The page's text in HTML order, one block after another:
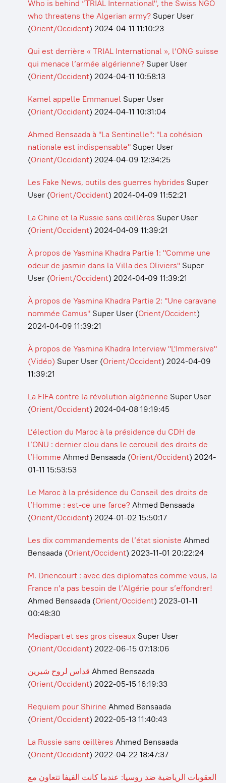
Who is behind “TRIAL International", the Swiss NGO
who threatens the Algerian army? Super User
(Orient/Occident) 2024-04-11 11:10:23
Qui est derrière « TRIAL International », l’ONG suisse
qui menace l’armée algérienne? Super User
(Orient/Occident) 2024-04-11 10:58:13
Kamel appelle Emmanuel Super User
(Orient/Occident) 2024-04-11 10:31:04
Ahmed Bensaada à "La Sentinelle": "La cohésion
nationale est indispensable" Super User
(Orient/Occident) 2024-04-09 12:34:25
Les Fake News, outils des guerres hybrides Super
User (Orient/Occident) 2024-04-09 11:52:21
La Chine et la Russie sans œillères Super User
(Orient/Occident) 2024-04-09 11:39:21
À propos de Yasmina Khadra Partie 1: "Comme une
odeur de jasmin dans la Villa des Oliviers" Super
User (Orient/Occident) 2024-04-09 11:39:21
À propos de Yasmina Khadra Partie 2: "Une caravane
nommée Camus" Super User (Orient/Occident)
2024-04-09 11:39:21
À propos de Yasmina Khadra Interview "L'Immersive"
(Vidéo) Super User (Orient/Occident) 2024-04-09
11:39:21
La FIFA contre la révolution algérienne Super User
(Orient/Occident) 2024-04-08 19:19:45
L’élection du Maroc à la présidence du CDH de
l’ONU : dernier clou dans le cercueil des droits de
l’Homme Ahmed Bensaada (Orient/Occident) 2024-
01-11 15:53:53
Le Maroc à la présidence du Conseil des droits de
l’Homme : est-ce une farce?Ahmed Bensaada
(Orient/Occident) 2024-01-02 15:50:17
Les dix commandements de l’état sioniste Ahmed
Bensaada (Orient/Occident) 2023-11-01 20:22:24
M. Driencourt : avec des diplomates comme vous, la
France n’a pas besoin de l’Algérie pour s’effondrer!
Ahmed Bensaada (Orient/Occident) 2023-01-11
00:48:30
Mediapart et ses gros ciseaux Super User
(Orient/Occident) 2022-06-15 07:13:06
قداس لروح شيرين Ahmed Bensaada
(Orient/Occident) 2022-05-15 16:19:33
Requiem pour Shirine Ahmed Bensaada
(Orient/Occident) 2022-05-13 11:40:43
La Russie sans œillères Ahmed Bensaada
(Orient/Occident) 2022-04-22 18:47:37
العقوبات الرياضية ضد روسيا: عندما كانت الفيفا تتعاون مع